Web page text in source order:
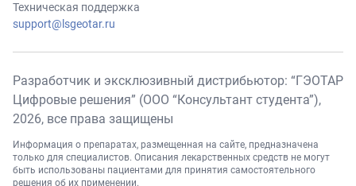
Техническая поддержка
support@lsgeotar.ru
Разработчик и эксклюзивный дистрибьютор: “ГЭОТАР
Цифровые решения” (ООО “Консультант студента”),
2026, все права защищены
Информация о препаратах, размещенная на сайте, предназначена
только для специалистов. Описания лекарственных средств не могут
быть использованы пациентами для принятия самостоятельного
решения об их применении.